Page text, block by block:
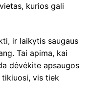
kurios gali
ir laikytis saugaus
Tai apima, kai
dėvėkite apsaugos
tikiuosi, vis tiek